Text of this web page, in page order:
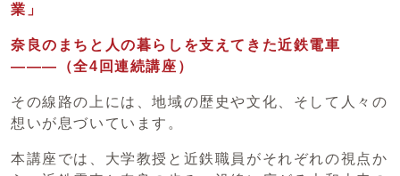
業」
奈良のまちと人の暮らしを支えてきた近鉄電車
―――
（全4回連続講座）
その線路の上には、地域の歴史や文化、そして人々の
想いが息づいています。
本講座では、大学教授と近鉄職員がそれぞれの視点か